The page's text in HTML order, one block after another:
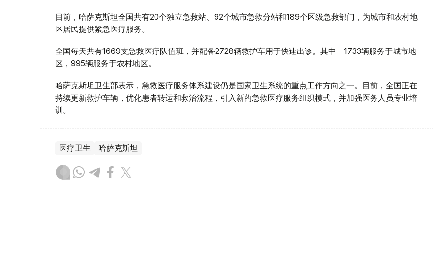
目前，哈萨克斯坦全国共有20个独立急救站、92个城市急救分站和189个区级急救部门，为城市和农村地
区居民提供紧急医疗服务。
全国每天共有1669支急救医疗队值班，并配备2728辆救护车用于快速出诊。其中，1733辆服务于城市地
区，995辆服务于农村地区。
哈萨克斯坦卫生部表示，急救医疗服务体系建设仍是国家卫生系统的重点工作方向之一。目前，全国正在
持续更新救护车辆，优化患者转运和救治流程，引入新的急救医疗服务组织模式，并加强医务人员专业培
训。
医疗卫生 哈萨克斯坦